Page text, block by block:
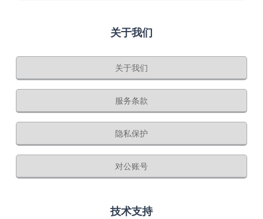
关于我们
关于我们
服务条款
隐私保护
对公账号
技术支持